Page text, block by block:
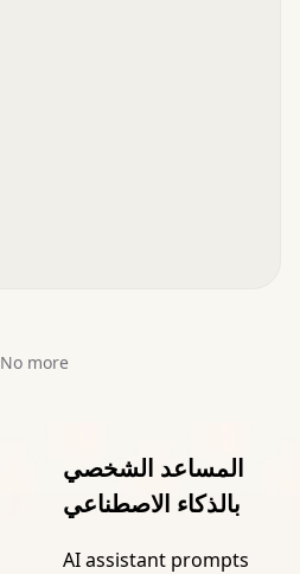
No more
المساعد الشخصي
بالذكاء الاصطناعي
AI assistant prompts